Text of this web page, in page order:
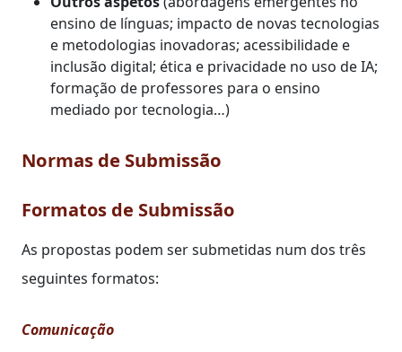
ensino de línguas; impacto de novas tecnologias
e metodologias inovadoras; acessibilidade e
inclusão digital; ética e privacidade no uso de IA;
formação de professores para o ensino
mediado por tecnologia…)
Normas de Submissão
Formatos de Submissão
As propostas podem ser submetidas num dos três
seguintes formatos:
Comunicação